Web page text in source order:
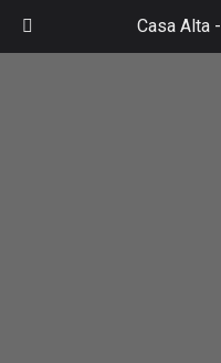
Casa Alta -